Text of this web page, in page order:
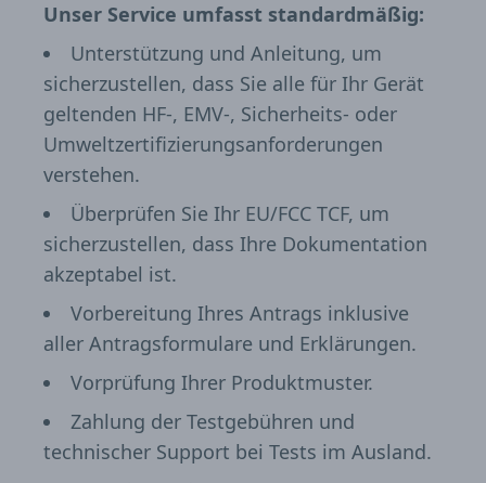
Unser Service umfasst standardmäßig:
Unterstützung und Anleitung, um
sicherzustellen, dass Sie alle für Ihr Gerät
geltenden HF-, EMV-, Sicherheits- oder
Umweltzertifizierungsanforderungen
verstehen.
Überprüfen Sie Ihr EU/FCC TCF, um
sicherzustellen, dass Ihre Dokumentation
akzeptabel ist.
Vorbereitung Ihres Antrags inklusive
aller Antragsformulare und Erklärungen.
Vorprüfung Ihrer Produktmuster.
Zahlung der Testgebühren und
technischer Support bei Tests im Ausland.